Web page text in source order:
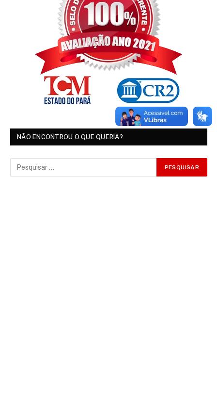
NÃO ENCONTROU O QUE QUERIA?